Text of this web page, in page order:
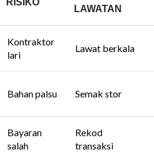
RISIKO
LAWATAN
Kontraktor
lari
Lawat berkala
Bahan palsu Semak stor
Bayaran
salah
Rekod
transaksi